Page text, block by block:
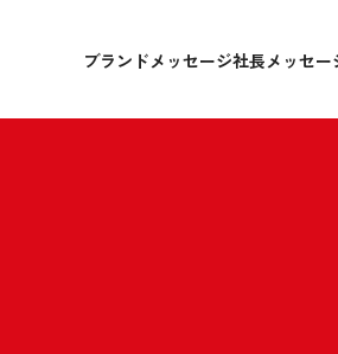
ブランドメッセージ社長メッセー